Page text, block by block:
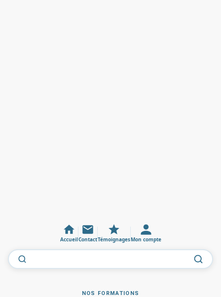
AccueilContactTémoignagesMon compte
NOS FORMATIONS